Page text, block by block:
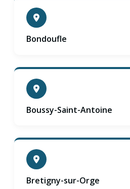
Bondoufle
Boussy-Saint-Antoine
Bretigny-sur-Orge